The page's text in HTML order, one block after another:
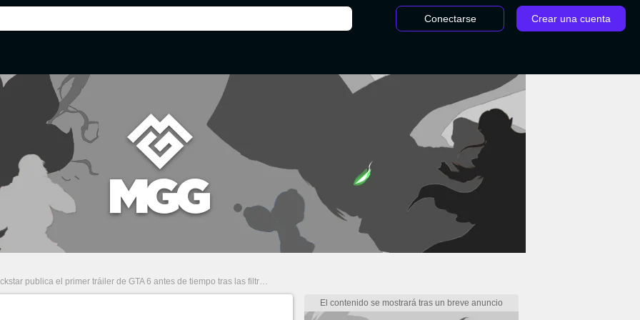
Conectarse Crear una cuenta
publica el primer tráiler de GTA 6 antes de tiempo tras las filtraciones